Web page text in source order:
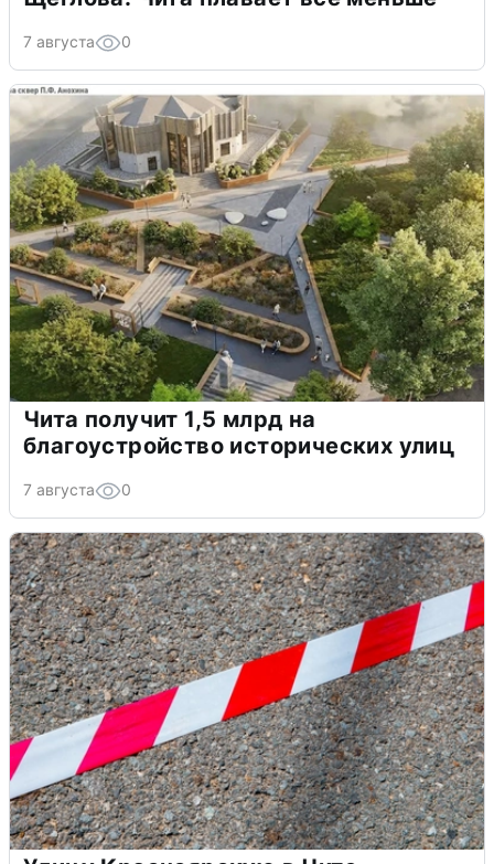
7 августа 0
Чита получит 1,5 млрд на
благоустройство исторических улиц
7 августа 0